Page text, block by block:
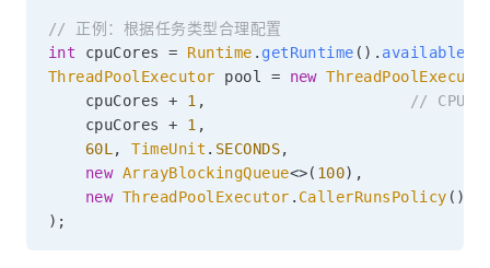
// 正例：根据任务类型合理配置
int cpuCores = Runtime . getRuntime ( ) .
ThreadPoolExecutor pool = new
    cpuCores
+ 1 ,
// CPU
    cpuCores
+ 1 ,
60L , TimeUnit . SECONDS,
new ArrayBlockingQueue<>( 100) ,
new ThreadPoolExecutor . CallerRunsPolicy ( )
) ;